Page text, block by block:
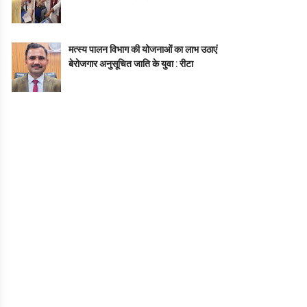
मत्स्य पालन विभाग की योजनाओं का लाभ उठाएं
बेरोजगार अनुसूचित जाति के युवा : रीटा